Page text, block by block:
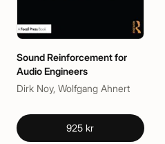
Sound Reinforcement for
Audio Engineers
Dirk Noy, Wolfgang Ahnert
925 kr